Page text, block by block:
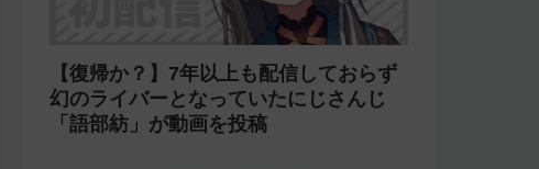
【復帰か？】7年以上も配信しておらず
幻のライバーとなっていたにじさんじ
「語部紡」が動画を投稿